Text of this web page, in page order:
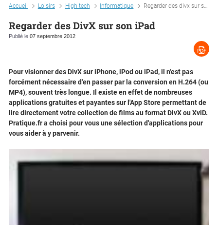
Accueil Loisirs High tech Informatique Regarder des divx sur son ipad
Regarder des DivX sur son iPad
Publié le 07 septembre 2012
Pour visionner des DivX sur iPhone, iPod ou iPad, il n'est pas
forcément nécessaire d'en passer par la conversion en H.264 (ou
MP4), souvent très longue. Il existe en effet de nombreuses
applications gratuites et payantes sur l'App Store permettant de
lire directement votre collection de films au format DivX ou XviD.
Pratique.fr a choisi pour vous une sélection d'applications pour
vous aider à y parvenir.